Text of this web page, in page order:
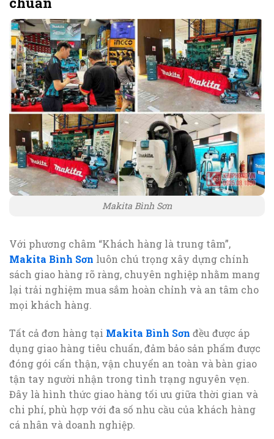
Makita Bình Sơn
Với phương châm “Khách hàng là trung tâm”,
Makita Bình Sơn luôn chú trọng xây dựng chính
sách giao hàng rõ ràng, chuyên nghiệp nhằm mang
lại trải nghiệm mua sắm hoàn chỉnh và an tâm cho
mọi khách hàng.
Tất cả đơn hàng tại Makita Bình Sơn đều được áp
dụng giao hàng tiêu chuẩn, đảm bảo sản phẩm được
đóng gói cẩn thận, vận chuyển an toàn và bàn giao
tận tay người nhận trong tình trạng nguyên vẹn.
Đây là hình thức giao hàng tối ưu giữa thời gian và
chi phí, phù hợp với đa số nhu cầu của khách hàng
cá nhân và doanh nghiệp.